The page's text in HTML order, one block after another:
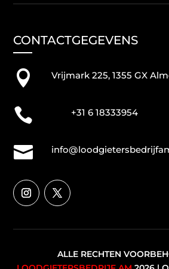
CONTACTGEGEVENS
 Vrijmark 225, 1355 GX
 +31 6 18333954

ALLE RECHTEN